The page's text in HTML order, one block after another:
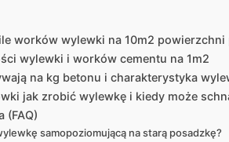
worków wylewki na 10m2
wylewki i worków cementu na 1m2
na kg betonu i charakterystyka
jak zrobić wylewkę i kiedy może
(FAQ)
samopoziomującą na starą posadzkę?